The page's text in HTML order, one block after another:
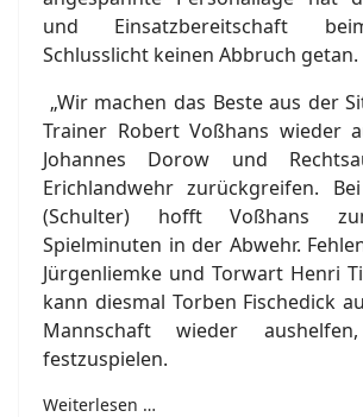
und Einsatzbereitschaft
Schlusslicht keinen Abbruch getan.
„Wir machen das Beste aus der
Trainer Robert Voßhans wieder
Johannes Dorow und
Erichlandwehr zurückgreifen.
(Schulter) hofft Voßhans
Spielminuten in der Abwehr.
Jürgenliemke und Torwart Henri
kann diesmal Torben Fischedick
Mannschaft wieder
festzuspielen.
Weiterlesen …